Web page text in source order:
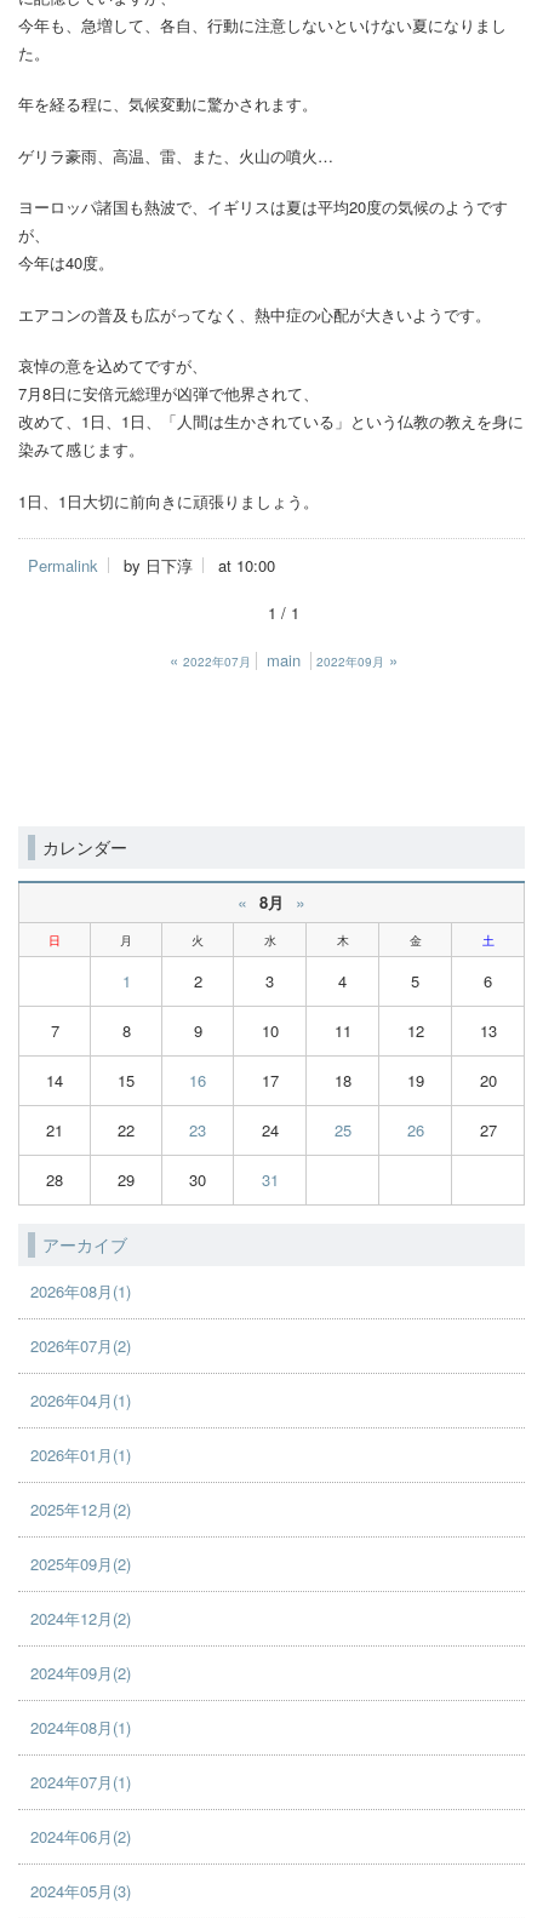
今年も、急増して、各自、行動に注意しないといけない夏になりまし
た。
年を経る程に、気候変動に驚かされます。
ゲリラ豪雨、高温、雷、また、火山の噴火…
ヨーロッパ諸国も熱波で、イギリスは夏は平均20度の気候のようです
が、
今年は40度。
エアコンの普及も広がってなく、熱中症の心配が大きいようです。
哀悼の意を込めてですが、
7月8日に安倍元総理が凶弾で他界されて、
改めて、1日、1日、「人間は生かされている」という仏教の教えを身に
染みて感じます。
1日、1日大切に前向きに頑張りましょう。
Permalink by 日下淳 at 10:00
1 / 1
« 2022年07月 main 2022年09月 »
カレンダー
« 8月 »
日 月 火 水 木 金 土
1 2 3 4 5 6
7 8 9 10 11 12 13
14 15 16 17 18 19 20
21 22 23 24 25 26 27
28 29 30 31
アーカイブ
2026年08月(1)
2026年07月(2)
2026年04月(1)
2026年01月(1)
2025年12月(2)
2025年09月(2)
2024年12月(2)
2024年09月(2)
2024年08月(1)
2024年07月(1)
2024年06月(2)
2024年05月(3)